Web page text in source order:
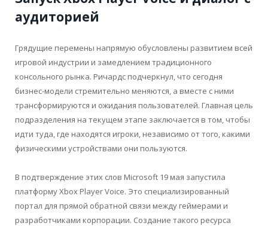
аудиторией
Грядущие перемены напрямую обусловлены развитием всей
игровой индустрии и замедлением традиционного
консольного рынка. Ричардс подчеркнул, что сегодня
бизнес-модели стремительно меняются, а вместе с ними
трансформируются и ожидания пользователей. Главная цель
подразделения на текущем этапе заключается в том, чтобы
идти туда, где находятся игроки, независимо от того, какими
физическими устройствами они пользуются.
В подтверждение этих слов Microsoft 19 мая запустила
платформу Xbox Player Voice. Это специализированный
портал для прямой обратной связи между геймерами и
разработчиками корпорации. Создание такого ресурса